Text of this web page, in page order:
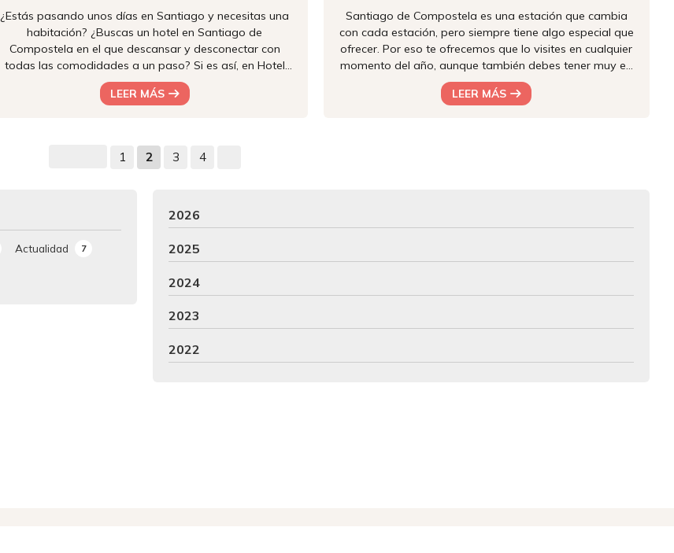
Actualidad 7
¿Estás pasando unos días en Santiago y necesitas una
habitación? ¿Buscas un hotel en Santiago de
Compostela en el que descansar y desconectar con
todas las comodidades a un paso? Si es así, en Hotel
Castro disponemos de diferentes habitaciones en las
que podrás disfrutar de la tranquilidad de la
vacaciones con tu familia, pareja, amigos o en solitario,
nuestras habitaciones en Santiago son la o...
LEER MÁS
Santiago de Compostela es una estación que cambia
con cada estación, pero siempre tiene algo especial que
ofrecer. Por eso te ofrecemos que lo visites en cualquier
momento del año, aunque también debes tener muy en
cuenta qué te ofrece exactamente cada época del año.
Si lo quieres descubrir, sigue leyendo: desde nuestro
LEER MÁS
1 2 3 4
2026
2025
2024
2023
2022